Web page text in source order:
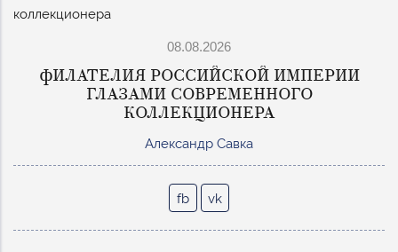
коллекционера
08.08.2026
ФИЛАТЕЛИЯ РОССИЙСКОЙ ИМПЕРИИ
ГЛАЗАМИ СОВРЕМЕННОГО
КОЛЛЕКЦИОНЕРА
Александр Савка
fb vk